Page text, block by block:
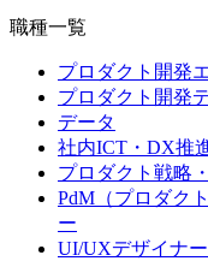
職種一覧
プロダクト開発
プロダクト開発
データ
社内ICT・DX推
プロダクト戦略
PdM（プロダク
ー
UI/UXデザイナ